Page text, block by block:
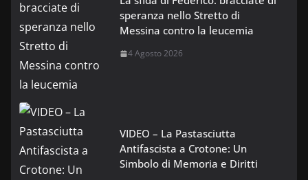
speranza nello Stretto di
Messina contro la leucemia
4 Agosto 2026
VIDEO – La Pastasciutta
Antifascista a Crotone: Un
Simbolo di Memoria e Diritti